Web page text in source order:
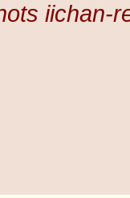
iichan-